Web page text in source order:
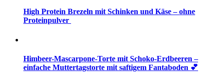
High Protein Brezeln mit Schinken und Käse – ohne
Proteinpulver
Himbeer-Mascarpone-Torte mit Schoko-Erdbeeren –
einfache Muttertagstorte mit saftigem Fantaboden 💕